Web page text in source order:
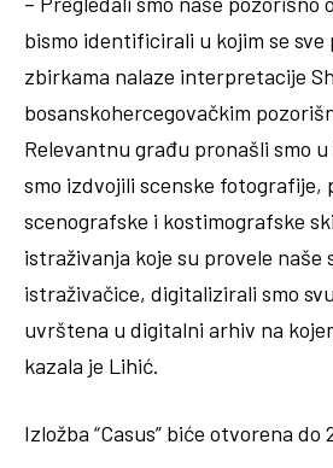
bismo identificirali u kojim se sve
zbirkama nalaze interpretacije
bosanskohercegovačkim
Relevantnu građu pronašli smo
smo izdvojili scenske fotografije,
scenografske i kostimografske
istraživanja koje su provele naše
istraživačice, digitalizirali smo
uvrštena u digitalni arhiv na
kazala je Lihić.
Izložba “Casus” biće otvorena do